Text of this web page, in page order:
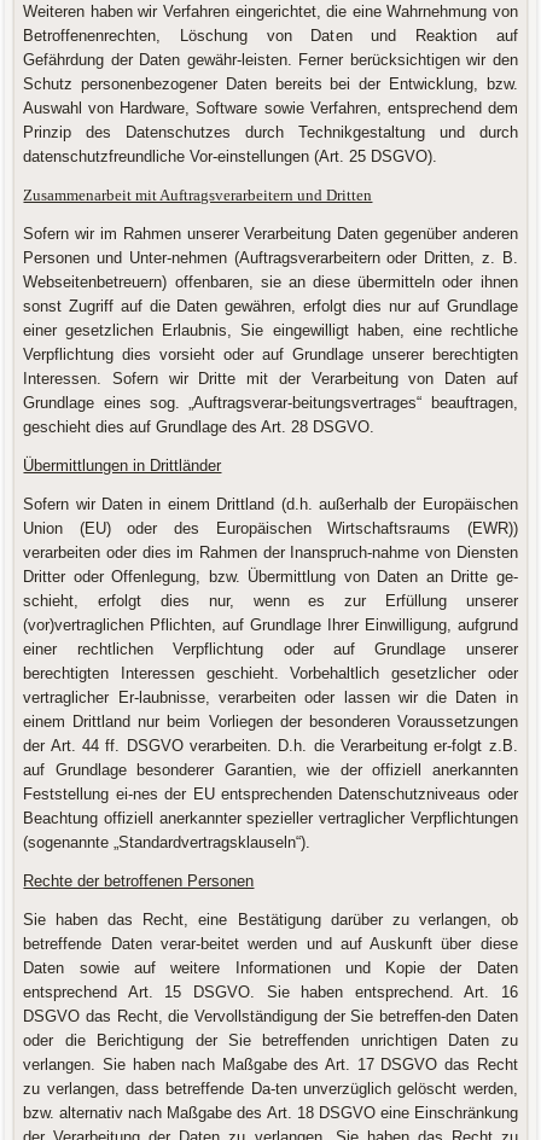
Weiteren haben wir Verfahren eingerichtet, die eine Wahrnehmung von
Betroffenenrechten, Löschung von Daten und Reaktion auf
Gefährdung der Daten gewähr-leisten. Ferner berücksichtigen wir den
Schutz personenbezogener Daten bereits bei der Entwicklung, bzw.
Auswahl von Hardware, Software sowie Verfahren, entsprechend dem
Prinzip des Datenschutzes durch Technikgestaltung und durch
datenschutzfreundliche Vor-einstellungen (Art. 25 DSGVO).
Zusammenarbeit mit Auftragsverarbeitern und Dritten
Sofern wir im Rahmen unserer Verarbeitung Daten gegenüber anderen
Personen und Unter-nehmen (Auftragsverarbeitern oder Dritten, z. B.
Webseitenbetreuern) offenbaren, sie an diese übermitteln oder ihnen
sonst Zugriff auf die Daten gewähren, erfolgt dies nur auf Grundlage
einer gesetzlichen Erlaubnis, Sie eingewilligt haben, eine rechtliche
Verpflichtung dies vorsieht oder auf Grundlage unserer berechtigten
Interessen. Sofern wir Dritte mit der Verarbeitung von Daten auf
Grundlage eines sog. „Auftragsverar-beitungsvertrages“ beauftragen,
geschieht dies auf Grundlage des Art. 28 DSGVO.
Übermittlungen in Drittländer
Sofern wir Daten in einem Drittland (d.h. außerhalb der Europäischen
Union (EU) oder des Europäischen Wirtschaftsraums (EWR))
verarbeiten oder dies im Rahmen der Inanspruch-nahme von Diensten
Dritter oder Offenlegung, bzw. Übermittlung von Daten an Dritte ge-
schieht, erfolgt dies nur, wenn es zur Erfüllung unserer
(vor)vertraglichen Pflichten, auf Grundlage Ihrer Einwilligung, aufgrund
einer rechtlichen Verpflichtung oder auf Grundlage unserer
berechtigten Interessen geschieht. Vorbehaltlich gesetzlicher oder
vertraglicher Er-laubnisse, verarbeiten oder lassen wir die Daten in
einem Drittland nur beim Vorliegen der besonderen Voraussetzungen
der Art. 44 ff. DSGVO verarbeiten. D.h. die Verarbeitung er-folgt z.B.
auf Grundlage besonderer Garantien, wie der offiziell anerkannten
Feststellung ei-nes der EU entsprechenden Datenschutzniveaus oder
Beachtung offiziell anerkannter spezieller vertraglicher Verpflichtungen
(sogenannte „Standardvertragsklauseln“).
Rechte der betroffenen Personen
Sie haben das Recht, eine Bestätigung darüber zu verlangen, ob
betreffende Daten verar-beitet werden und auf Auskunft über diese
Daten sowie auf weitere Informationen und Kopie der Daten
entsprechend Art. 15 DSGVO. Sie haben entsprechend. Art. 16
DSGVO das Recht, die Vervollständigung der Sie betreffen-den Daten
oder die Berichtigung der Sie betreffenden unrichtigen Daten zu
verlangen. Sie haben nach Maßgabe des Art. 17 DSGVO das Recht
zu verlangen, dass betreffende Da-ten unverzüglich gelöscht werden,
bzw. alternativ nach Maßgabe des Art. 18 DSGVO eine Einschränkung